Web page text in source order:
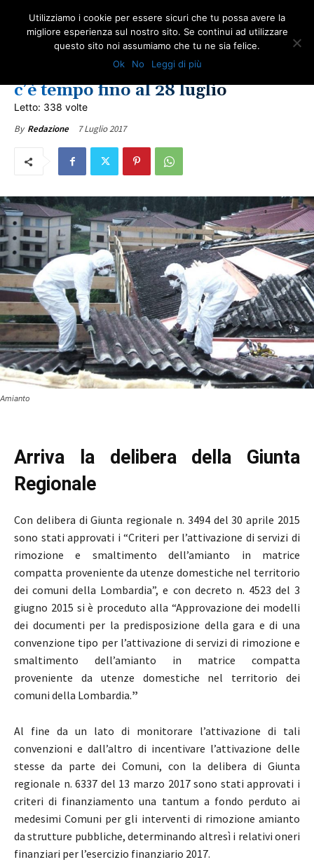
IN PRIMO PIANO
Bando per la rimozione amianto:
c’è tempo fino al 28 luglio
Letto: 338 volte
By Redazione 7 Luglio 2017
Amianto
Arriva la delibera della Giunta
Regionale
Con delibera di Giunta regionale n. 3494 del 30 aprile 2015
sono stati approvati i “Criteri per l’attivazione di servizi di
rimozione e smaltimento dell’amianto in matrice
compatta proveniente da utenze domestiche nel territorio
dei comuni della Lombardia”, e con decreto n. 4523 del 3
giugno 2015 si è proceduto alla “Approvazione dei modelli
dei documenti per la predisposizione della gara e di una
convenzione tipo per l’attivazione di servizi di rimozione e
smaltimento dell’amianto in matrice compatta
proveniente da utenze domestiche nel territorio dei
comuni della Lombardia.”
Al fine da un lato di monitorare l’attivazione di tali
convenzioni e dall’altro di incentivare l’attivazione delle
stesse da parte dei Comuni, con la delibera di Giunta
regionale n. 6337 del 13 marzo 2017 sono stati approvati i
criteri di finanziamento una tantum a fondo perduto ai
medesimi Comuni per gli interventi di rimozione amianto
da strutture pubbliche, determinando altresì i relativi oneri
finanziari per l’esercizio finanziario 2017.
Utilizziamo i cookie per essere sicuri che tu possa avere la
migliore esperienza sul nostro sito. Se continui ad utilizzare
questo sito noi assumiamo che tu ne sia felice.
Ok
No Leggi di più